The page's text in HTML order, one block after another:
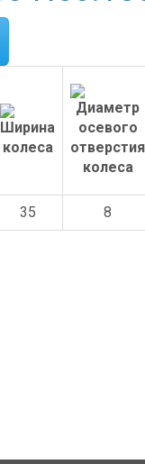
35 8